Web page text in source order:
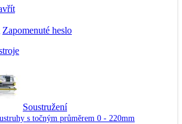
Zapomenuté heslo
Soustružení
s točným průměrem 0 - 220mm